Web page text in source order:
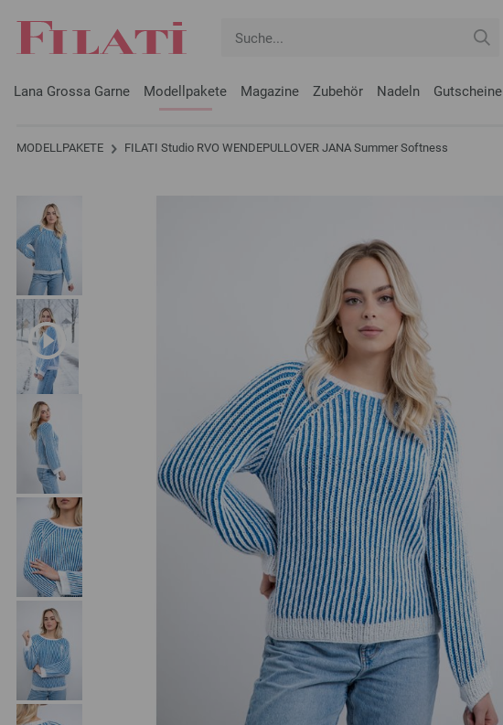
Lana Grossa Garne Modellpakete Magazine Zubehör Nadeln Gutscheine
MODELLPAKETE FILATI Studio RVO WENDEPULLOVER JANA Summer Softness